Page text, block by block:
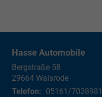
Hasse Automobile
Bergstraße 58
29664 Walsrode
Telefon: 05161/7028981